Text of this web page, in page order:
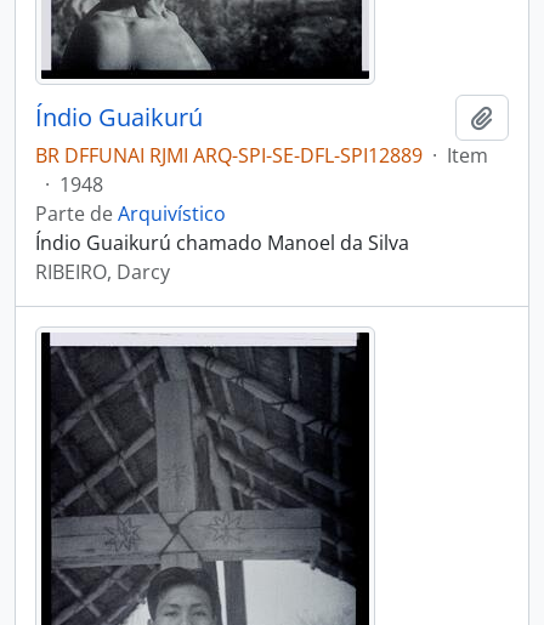
Índio Guaikurú
BR DFFUNAI RJMI ARQ-SPI-SE-DFL-SPI12889 · Item
· 1948
Parte deArquivístico
Índio Guaikurú chamado Manoel da Silva
RIBEIRO, Darcy